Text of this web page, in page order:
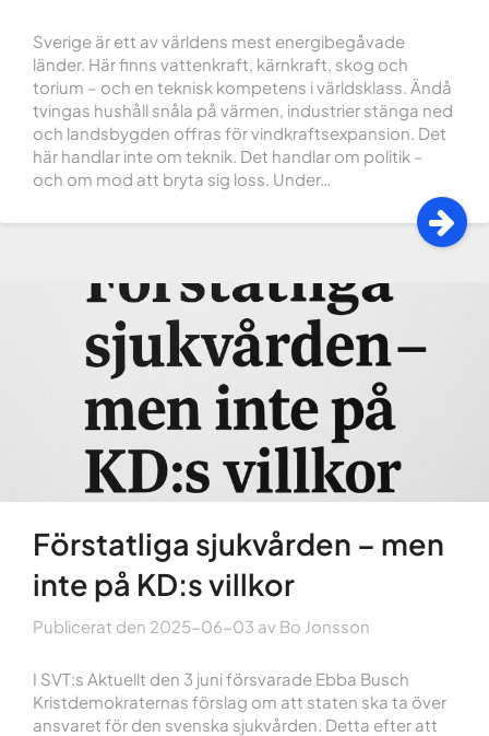
Sverige är ett av världens mest energibegåvade
länder. Här finns vattenkraft, kärnkraft, skog och
torium – och en teknisk kompetens i världsklass. Ändå
tvingas hushåll snåla på värmen, industrier stänga ned
och landsbygden offras för vindkraftsexpansion. Det
här handlar inte om teknik. Det handlar om politik –
och om mod att bryta sig loss. Under…
Förstatliga sjukvården – men
inte på KD:s villkor
Publicerat den 2025-06-03 av Bo Jonsson
I SVT:s Aktuellt den 3 juni försvarade Ebba Busch
Kristdemokraternas förslag om att staten ska ta över
ansvaret för den svenska sjukvården. Detta efter att